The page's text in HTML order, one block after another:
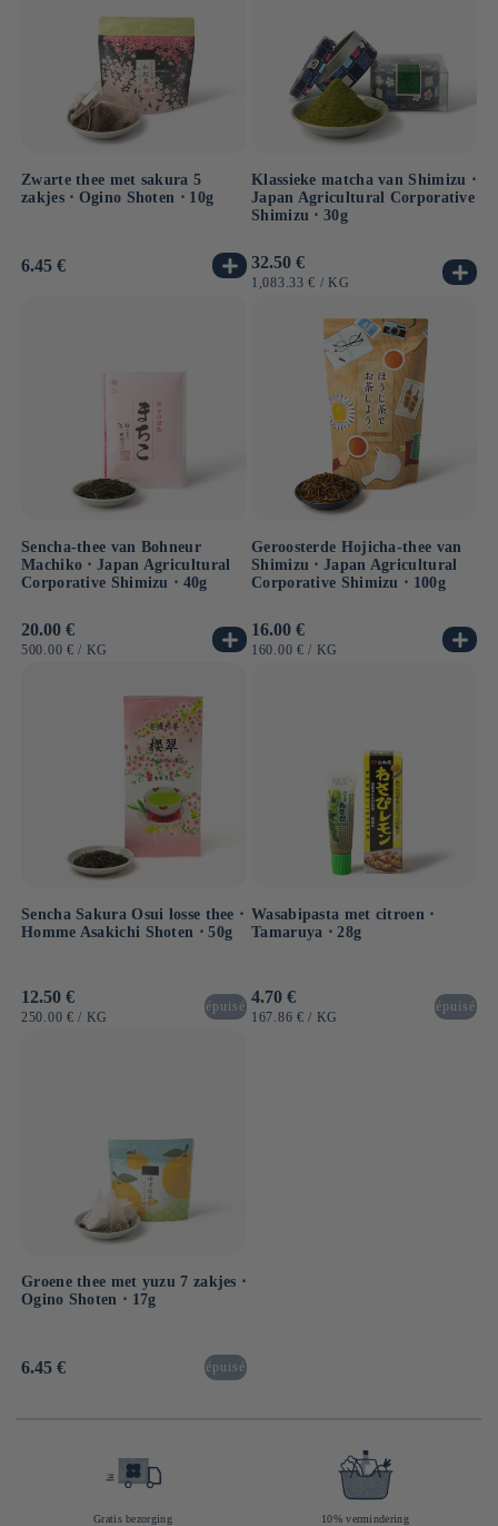
Zwarte thee met sakura 5
zakjes ⋅ Ogino Shoten ⋅ 10g
Normale
6.45 €
Klassieke matcha van Shimizu ⋅
Japan Agricultural Corporative
Shimizu ⋅ 30g
Normale
prijs
32.50 €
EENHEIDSPRIJS
1,083.33 € / PER
KG
Sencha-thee van Bohneur
Machiko ⋅ Japan Agricultural
Corporative Shimizu ⋅ 40g
Normale
prijs
20.00 €
EENHEIDSPRIJS
500.00 € / PER
KG
Geroosterde Hojicha-thee van
Shimizu ⋅ Japan Agricultural
Corporative Shimizu ⋅ 100g
Normale
prijs
16.00 €
EENHEIDSPRIJS
160.00 € / PER
KG
Sencha Sakura Osui losse thee ⋅
Homme Asakichi Shoten ⋅ 50g
Normale
prijs
12.50 €
EENHEIDSPRIJS
250.00 € / PER
KG
épuisé
Wasabipasta met citroen ⋅
Tamaruya ⋅ 28g
Normale
prijs
4.70 €
EENHEIDSPRIJS
167.86 € / PER
KG
épuisé
Groene thee met yuzu 7 zakjes ⋅
Ogino Shoten ⋅ 17g
Normale
6.45 € épuisé
Gratis bezorging 10% vermindering